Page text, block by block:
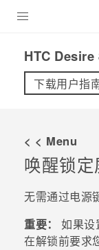
VIVE
支持帮助
在线客服
HTC
下载用户指
< < Menu
唤醒锁定
无需通过电源
重要：
如果设
在解锁前要求